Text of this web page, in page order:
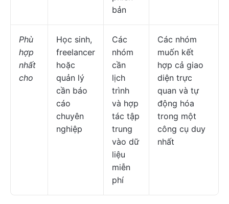
bản
Phù
hợp
nhất
cho
Học sinh,
freelancer
hoặc
quản lý
cần báo
cáo
chuyên
nghiệp
Các
nhóm
cần
lịch
trình
và hợp
tác tập
trung
vào dữ
liệu
miễn
phí
Các nhóm
muốn kết
hợp cả giao
diện trực
quan và tự
động hóa
trong một
công cụ duy
nhất